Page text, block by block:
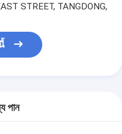
STREET, TANGDONG,
পান